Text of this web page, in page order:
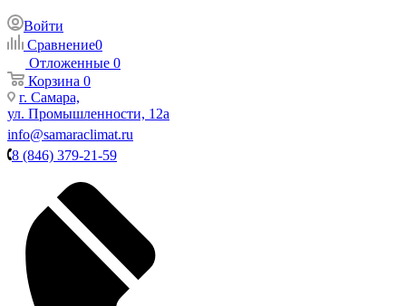
Войти
Сравнение0
Отложенные 0
Корзина 0
г. Самара,
ул. Промышленности, 12а
info@samaraclimat.ru
8 (846) 379-21-59